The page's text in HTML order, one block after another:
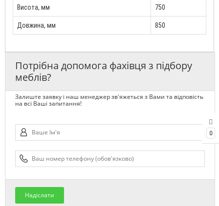
0
Висота, мм 750
Довжина, мм 850
Потрібна допомога фахівця з підбору
меблів?
Залиште заявку і наш менеджер зв'яжеться з Вами та відповість
на всі Ваші запитання!
Надіслати